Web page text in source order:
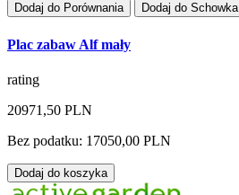
Dodaj do Porównania Dodaj do Schowka
Plac zabaw Alf mały
rating
20971,50 PLN
Bez podatku: 17050,00 PLN
Dodaj do koszyka